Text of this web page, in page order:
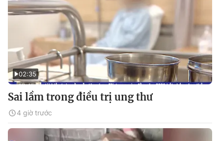
02:35
Sai lầm trong điều trị ung thư
4 giờ trước